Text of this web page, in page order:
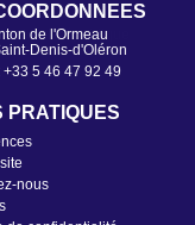
de l'Ormeau
Denis-d'Oléron
+33 5 46 47 92 49
PRATIQUES
nous